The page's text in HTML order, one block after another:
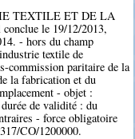
TEXTILE ET DE LA
le 19/12/2013,
- hors du champ
textile de
commission paritaire de la
la fabrication et du
- objet :
de validité : du
- force obligatoire
CO/1200000.